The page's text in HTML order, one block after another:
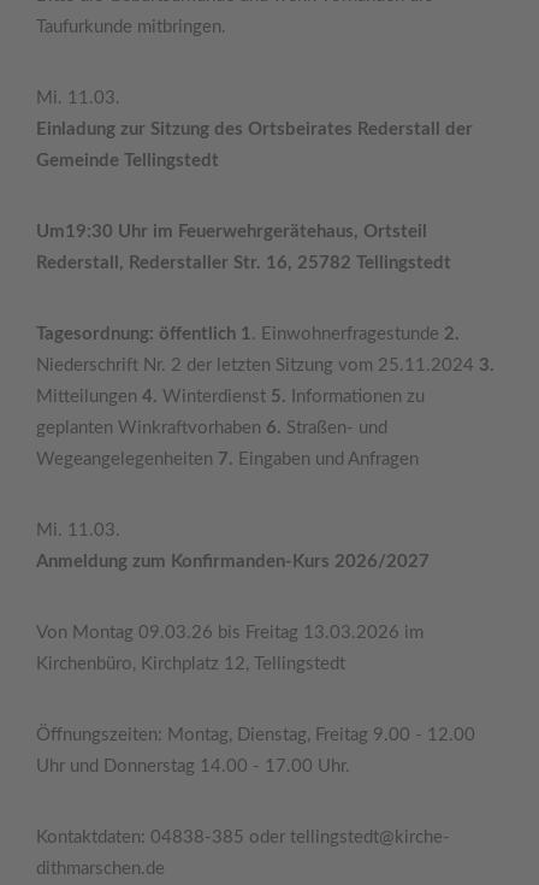
Taufurkunde mitbringen.
Mi. 11.03.
Einladung zur Sitzung des Ortsbeirates Rederstall der
Gemeinde Tellingstedt
Um19:30 Uhr im Feuerwehrgerätehaus, Ortsteil
Rederstall, Rederstaller Str. 16, 25782 Tellingstedt
Tagesordnung: öffentlich 1. Einwohnerfragestunde 2.
Niederschrift Nr. 2 der letzten Sitzung vom 25.11.2024 3.
Mitteilungen 4. Winterdienst 5. Informationen zu
geplanten Winkraftvorhaben 6. Straßen- und
Wegeangelegenheiten 7. Eingaben und Anfragen
Mi. 11.03.
Anmeldung zum Konfirmanden-Kurs 2026/2027
Von Montag 09.03.26 bis Freitag 13.03.2026 im
Kirchenbüro, Kirchplatz 12, Tellingstedt
Öffnungszeiten: Montag, Dienstag, Freitag 9.00 - 12.00
Uhr und Donnerstag 14.00 - 17.00 Uhr.
Kontaktdaten: 04838-385 oder tellingstedt@kirche-
dithmarschen.de